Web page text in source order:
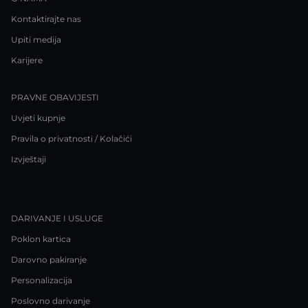
Kontaktirajte nas
Upiti medija
Karijere
PRAVNE OBAVIJESTI
Uvjeti kupnje
Pravila o privatnosti / Kolačići
Izvještaji
DARIVANJE I USLUGE
Poklon kartica
Darovno pakiranje
Personalizacija
Poslovno darivanje